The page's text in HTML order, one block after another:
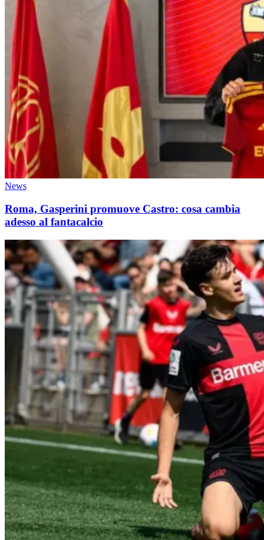
News
Roma, Gasperini promuove Castro: cosa cambia
adesso al fantacalcio